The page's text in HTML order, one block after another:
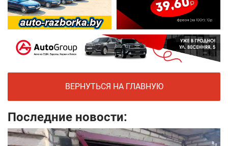
ВЕРНУТЬСЯ НА ГЛАВНУЮ
Последние новости: